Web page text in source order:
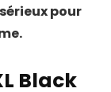
pour
Black